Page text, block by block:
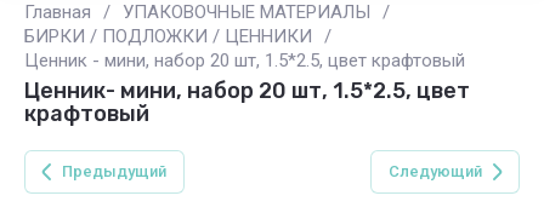
Главная / УПАКОВОЧНЫЕ МАТЕРИАЛЫ
/
БИРКИ / ПОДЛОЖКИ / ЦЕННИКИ
/
Ценник - мини, набор 20 шт, 1.5*2.5, цвет крафтовый
Ценник- мини, набор 20 шт, 1.5*2.5, цвет
крафтовый
Предыдущий Следующий